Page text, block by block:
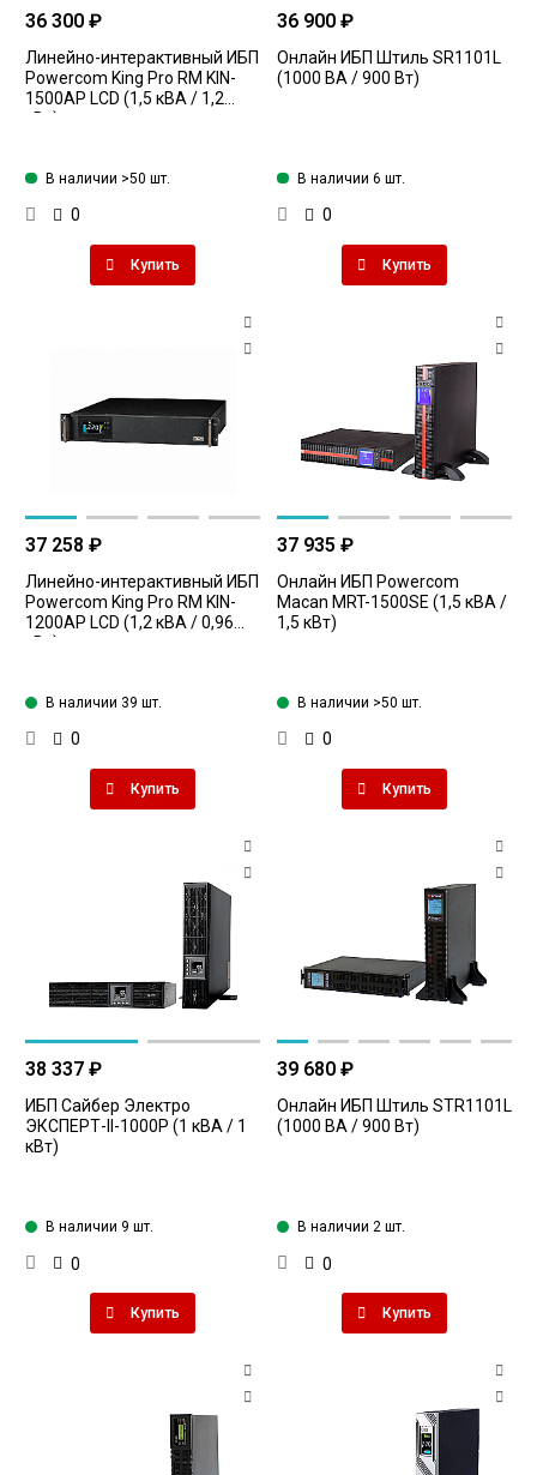
36 300 ₽
Линейно-интерактивный ИБП
Powercom King Pro RM KIN-
1500AP LCD (1,5 кВА / 1,2
кВт)
В наличии >50 шт.
0
Купить
36 900 ₽
Онлайн ИБП Штиль SR1101L
(1000 ВА / 900 Вт)
В наличии 6 шт.
0
Купить
37 258 ₽
Линейно-интерактивный ИБП
Powercom King Pro RM KIN-
1200AP LCD (1,2 кВА / 0,96
кВт)
В наличии 39 шт.
0
Купить
37 935 ₽
Онлайн ИБП Powercom
Macan MRT-1500SE (1,5 кВА /
1,5 кВт)
В наличии >50 шт.
0
Купить
38 337 ₽
ИБП Сайбер Электро
ЭКСПЕРТ-II-1000Р (1 кВА / 1
кВт)
В наличии 9 шт.
0
Купить
39 680 ₽
Онлайн ИБП Штиль STR1101L
(1000 ВА / 900 Вт)
В наличии 2 шт.
0
Купить